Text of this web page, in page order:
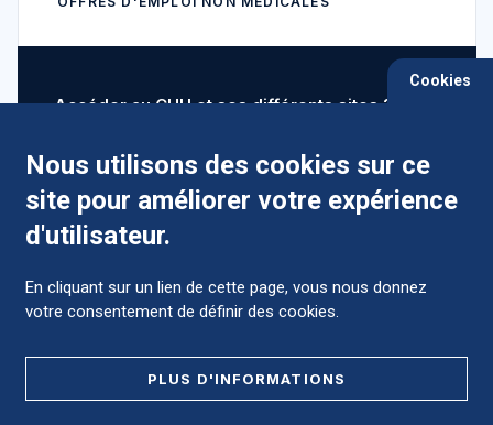
Accéder au CHU et ses différents sites ?
Comment préparer mon hospitalisation ?
Cookies
Nous utilisons des cookies sur ce
site pour améliorer votre expérience
d'utilisateur.
En cliquant sur un lien de cette page, vous nous donnez
votre consentement de définir des cookies.
PLUS D'INFORMATIONS